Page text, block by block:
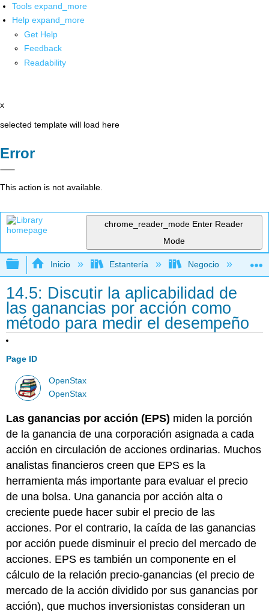
Tools expand_more
Help expand_more
Get Help
Feedback
Readability
x
selected template will load here
Error
This action is not available.
chrome_reader_mode Enter Reader
Mode
Expandir/contraer jerarquía global
Inicio Estantería Negocio
14.5: Discutir la aplicabilidad de
las ganancias por acción como
método para medir el desempeño
Page ID
OpenStax
OpenStax
Las ganancias por acción (EPS) miden la porción
de la ganancia de una corporación asignada a cada
acción en circulación de acciones ordinarias. Muchos
analistas financieros creen que EPS es la
herramienta más importante para evaluar el precio
de una bolsa. Una ganancia por acción alta o
creciente puede hacer subir el precio de las
acciones. Por el contrario, la caída de las ganancias
por acción puede disminuir el precio del mercado de
acciones. EPS es también un componente en el
cálculo de la relación precio-ganancias (el precio de
mercado de la acción dividido por sus ganancias por
acción), que muchos inversionistas consideran un